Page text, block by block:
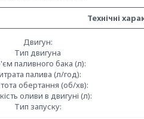
Технічні
Двигун:
Тип двигуна
паливного бака (л):
палива (л/год):
обертання (об/хв):
оливи в двигуні (л):
Тип запуску: